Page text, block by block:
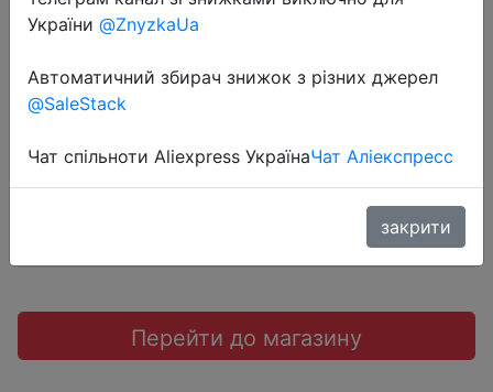
2019-01-22
$0.19
Перейти до магазину
України @ZnyzkaUa
Автоматичний збирач знижок з різних джерел
@SaleStack
Чат спільноти Aliexpress УкраїнаЧат Аліекспресс
закрити